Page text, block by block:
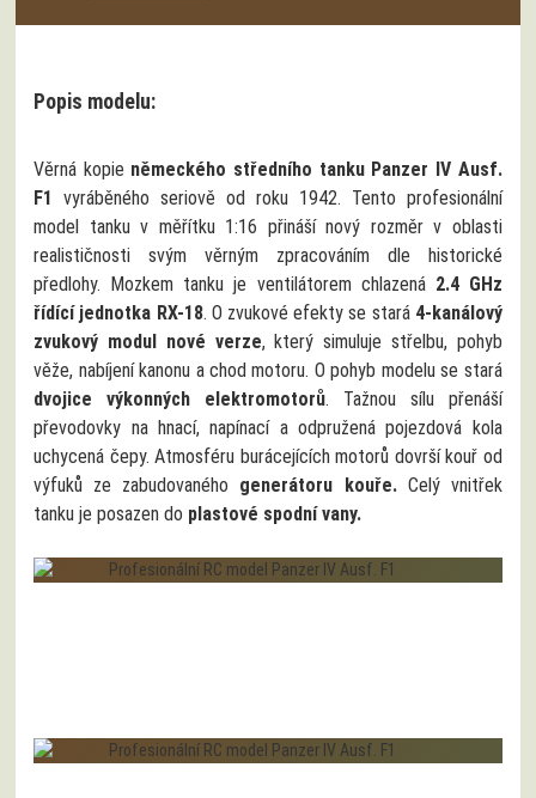
Popis modelu:
Věrná kopie německého středního tanku Panzer IV Ausf.
F1 vyráběného seriově od roku 1942. Tento profesionální
model tanku v měřítku 1:16 přináší nový rozměr v oblasti
realističnosti svým věrným zpracováním dle historické
předlohy. Mozkem tanku je ventilátorem chlazená 2.4 GHz
řídící jednotka RX-18. O zvukové efekty se stará 4-kanálový
zvukový modul nové verze, který simuluje střelbu, pohyb
věže, nabíjení kanonu a chod motoru. O pohyb modelu se stará
dvojice výkonných elektromotorů. Tažnou sílu přenáší
převodovky na hnací, napínací a odpružená pojezdová kola
uchycená čepy. Atmosféru burácejících motorů dovrší kouř od
výfuků ze zabudovaného generátoru kouře.Celý vnitřek
tanku je posazen do plastové spodní vany.